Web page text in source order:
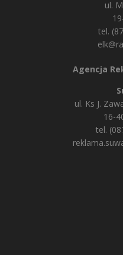
ul.
tel.
Agencja
ul. Ks J.
16-
tel.